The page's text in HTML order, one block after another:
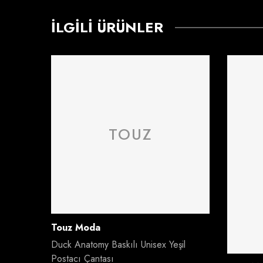
İLGILI ÜRÜNLER
TOUZ
Satıcı:
Touz Moda
Duck Anatomy Baskılı Unisex Yeşil
Postacı Çantası